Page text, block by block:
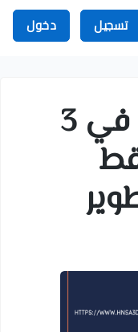
دخول
تطوير الذات | في 3